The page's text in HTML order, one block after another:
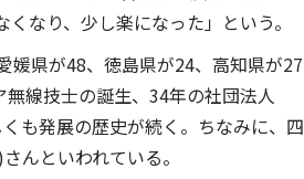
なり、少し楽になった」という。
媛県が48、徳島県が24、高知県が27
線技士の誕生、34年の社団法人
も発展の歴史が続く。ちなみに、四
んといわれている。